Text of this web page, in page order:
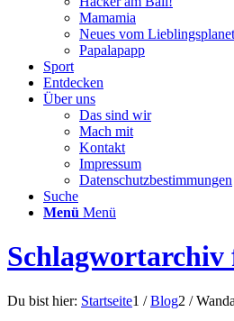
Mamamia
Neues vom
Papalapapp
Sport
Entdecken
Über uns
Das sind wir
Mach mit
Kontakt
Impressum
Datenschutzbestimmungen
Suche
Menü Menü
Du bist hier: Startseite1 / Blog2 / Wanda